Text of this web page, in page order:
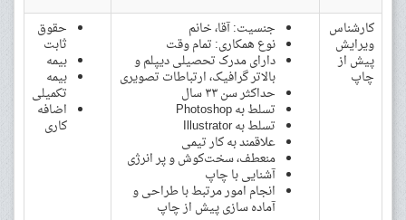
کارشناس
ویرایش
پیش از
چاپ
جنسیت: آقا، خانم
نوع همکاری: تمام وقت
دارای مدرک تحصیلی دیپلم و
بالاتر گرافیک، ارتباطات تصویری
حداکثر سن ۳۳ سال
تسلط به Photoshop
تسلط به Illustrator
علاقمند به کار تیمی
منعطف، سخت‌کوش و پر انرژی
آشنایی با چاپ
انجام امور مرتبط با طراحی و
آماده سازی پیش از چاپ
حقوق
ثابت
بیمه
بیمه
تکمیلی
اضافه
کاری